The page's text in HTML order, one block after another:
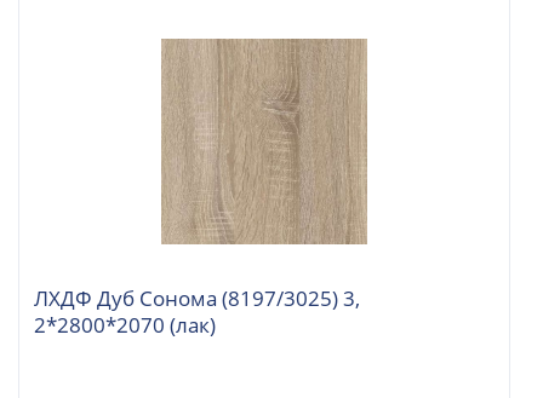
ЛХДФ Дуб Сонома (8197/3025) 3,
2*2800*2070 (лак)